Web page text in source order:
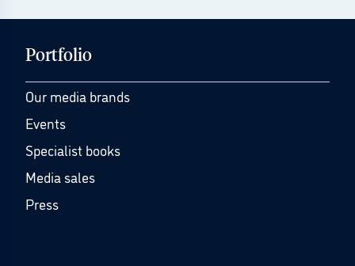
Portfolio
Our media brands
Events
Specialist books
Media sales
Press